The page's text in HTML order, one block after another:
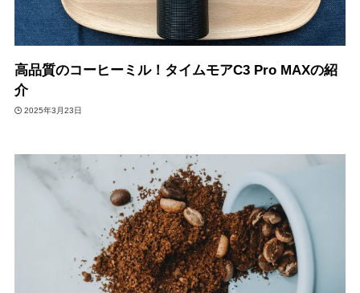
高品質のコーヒーミル！タイムモアC3 Pro MAXの紹
介
2025年3月23日